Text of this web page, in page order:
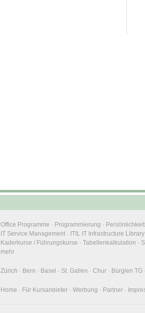
Office Programme · Programmierung ·
IT Service Management · ITIL IT Infrastructure Library
Kaderkurse / Führungskurse · Tabellenkalkulation ·
mehr
Zürich · Bern · Basel · St. Gallen · Chur · Bürglen TG ·
Home · Für Kursanbieter · Werbung · Partner ·